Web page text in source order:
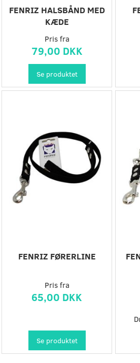
FENRIZ HALSBÅND MED
KÆDE
Pris fra
79,00 DKK
Se produktet
FENRIZ FØRERLINE
Pris fra
65,00 DKK
Se produktet